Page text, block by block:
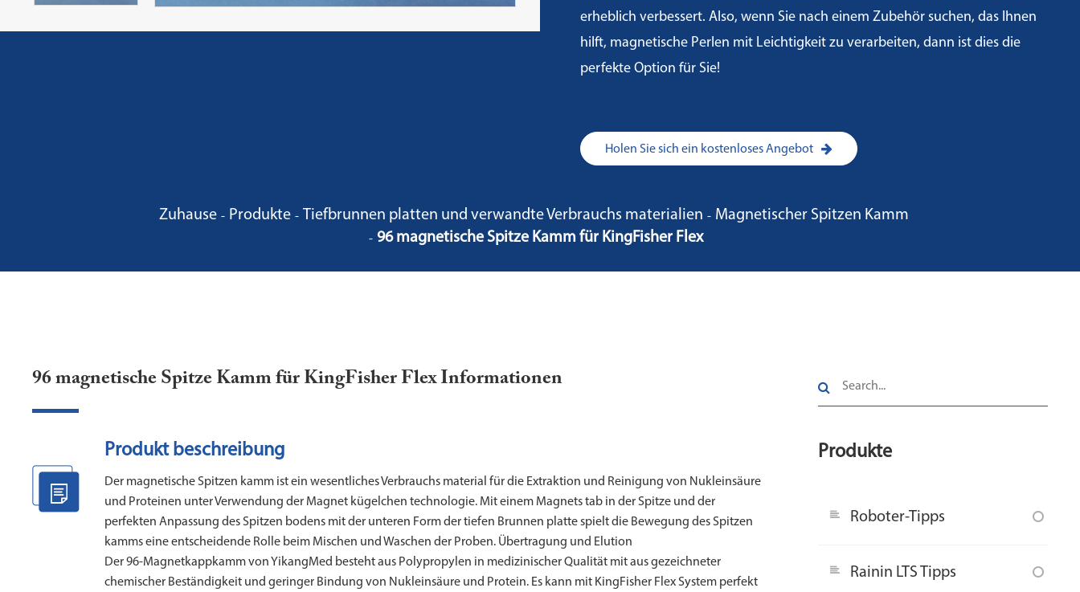
erheblich verbessert. Also, wenn Sie nach einem Zubehör suchen, das Ihnen
hilft, magnetische Perlen mit Leichtigkeit zu verarbeiten, dann ist dies die
perfekte Option für Sie!
Holen Sie sich ein kostenloses Angebot
Zuhause Produkte Tiefbrunnen platten und verwandte Verbrauchs materialien
Magnetischer Spitzen Kamm
96 magnetische Spitze Kamm für KingFisher Flex
96 magnetische Spitze Kamm für KingFisher Flex Informationen
Produkt beschreibung
Der magnetische Spitzen kamm ist ein wesentliches Verbrauchs material für die Extraktion und Reinigung von Nukleinsäure
und Proteinen unter Verwendung der Magnet kügelchen technologie. Mit einem Magnets tab in der Spitze und der
perfekten Anpassung des Spitzen bodens mit der unteren Form der tiefen Brunnen platte spielt die Bewegung des Spitzen
kamms eine entscheidende Rolle beim Mischen und Waschen der Proben. Übertragung und Elution
Der 96-Magnetkappkamm von YikangMed besteht aus Polypropylen in medizinischer Qualität mit aus gezeichneter
chemischer Beständigkeit und geringer Bindung von Nukleinsäure und Protein. Es kann mit KingFisher Flex System perfekt
Produkte
Roboter-Tipps
Rainin LTS Tipps